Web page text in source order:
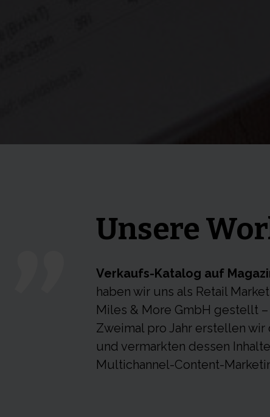
Unsere
Verkaufs-Katalog auf
haben wir uns als Retail
Miles & More GmbH gestellt
Zweimal pro Jahr erstellen
und vermarkten dessen
Multichannel-Content-